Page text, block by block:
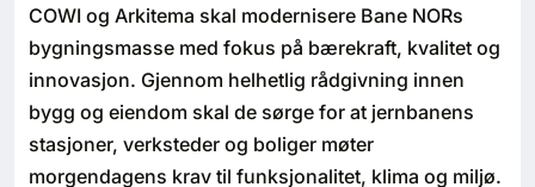
Digitalisering
Eiendom
Øvrige
COWI og Arkitema skal modernisere Bane NORs
bygningsmasse med fokus på bærekraft, kvalitet og
innovasjon. Gjennom helhetlig rådgivning innen
bygg og eiendom skal de sørge for at jernbanens
stasjoner, verksteder og boliger møter
morgendagens krav til funksjonalitet, klima og miljø.